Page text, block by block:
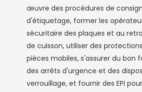
œuvre des procédures de
d'étiquetage, former les
sécuritaire des plaques et au
de cuisson, utiliser des
pièces mobiles, s'assurer du bon
des arrêts d'urgence et des
verrouillage, et fournir des EPI